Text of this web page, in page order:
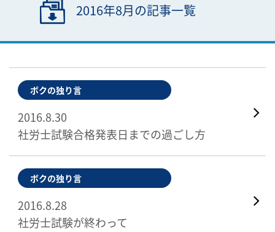
2016年8月の記事一覧
ボクの独り言
2016.8.30
社労士試験合格発表日までの過ごし方
ボクの独り言
2016.8.28
社労士試験が終わって